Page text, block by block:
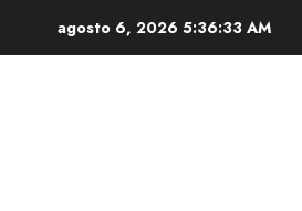
agosto 6, 2026 5:36:34 AM